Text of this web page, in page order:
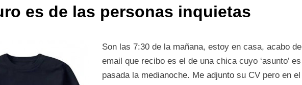
es de las personas inquietas
Son las 7:30 de la mañana, estoy en casa, acabo
email que recibo es el de una chica cuyo ‘asunto’ es
pasada la medianoche. Me adjunto su CV pero en